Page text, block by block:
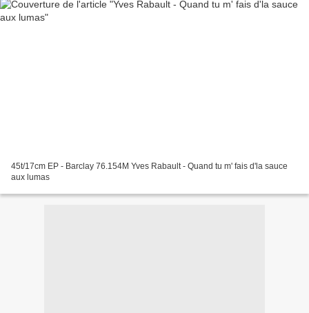
45t/17cm EP - Barclay 76.154M Yves Rabault - Quand tu m' fais d'la sauce
aux lumas